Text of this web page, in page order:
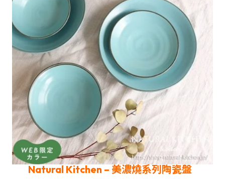
Natural Kitchen – 美濃燒系列陶瓷盤